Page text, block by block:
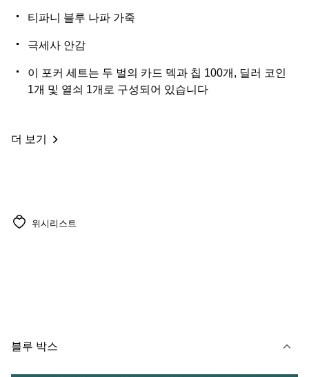
티파니 블루 나파 가죽
극세사 안감
이 포커 세트는 두 벌의 카드 덱과 칩 100개, 딜러 코인
1개 및 열쇠 1개로 구성되어 있습니다
더 보기
위시리스트
블루 박스